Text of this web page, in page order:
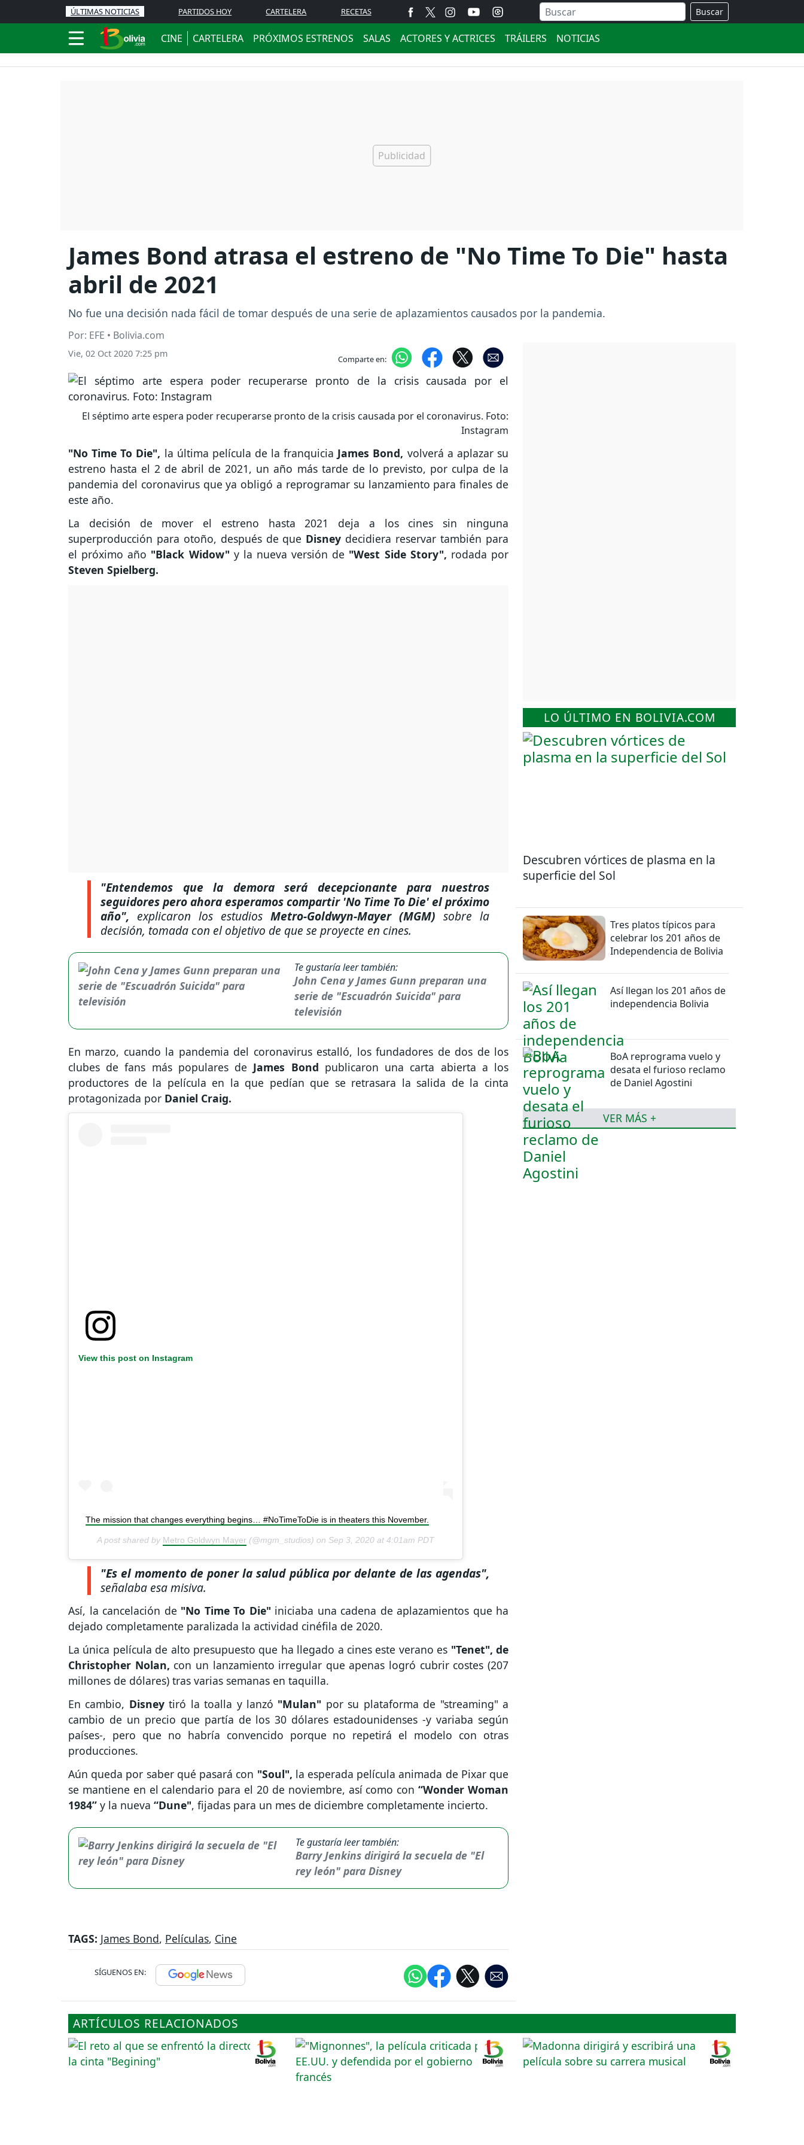
ÚLTIMAS NOTICIAS PARTIDOS HOY CARTELERA RECETAS Buscar
CINE CARTELERA PRÓXIMOS ESTRENOS SALAS ACTORES Y ACTRICES TRÁILERS NOTICIAS
James Bond atrasa el estreno de "No Time To Die" hasta
abril de 2021
No fue una decisión nada fácil de tomar después de una serie de aplazamientos causados por la pandemia.
Por: EFE • Bolivia.com
Vie, 02 Oct 2020 7:25 pm Comparte en:
El séptimo arte espera poder recuperarse pronto de la crisis causada por el coronavirus. Foto:
Instagram
"No Time To Die", la última película de la franquicia James Bond, volverá a aplazar su
estreno hasta el 2 de abril de 2021, un año más tarde de lo previsto, por culpa de la
pandemia del coronavirus que ya obligó a reprogramar su lanzamiento para finales de
este año.
La decisión de mover el estreno hasta 2021 deja a los cines sin ninguna
superproducción para otoño, después de que Disney decidiera reservar también para
el próximo año "Black Widow" y la nueva versión de "West Side Story", rodada por
Steven Spielberg.
"Entendemos que la demora será decepcionante para nuestros
seguidores pero ahora esperamos compartir 'No Time To Die' el próximo
año", explicaron los estudios Metro-Goldwyn-Mayer (MGM) sobre la
decisión, tomada con el objetivo de que se proyecte en cines.
Te gustaría leer también:
John Cena y James Gunn preparan una
serie de "Escuadrón Suicida" para
televisión
En marzo, cuando la pandemia del coronavirus estalló, los fundadores de dos de los
clubes de fans más populares de James Bond publicaron una carta abierta a los
productores de la película en la que pedían que se retrasara la salida de la cinta
protagonizada por Daniel Craig.
View this post on Instagram
The mission that changes everything begins… #NoTimeToDie is in theaters this November.
A post shared by Metro Goldwyn Mayer (@mgm_studios) on Sep 3, 2020 at 4:01am PDT
"Es el momento de poner la salud pública por delante de las agendas",
señalaba esa misiva.
Así, la cancelación de "No Time To Die"iniciaba una cadena de aplazamientos que ha
dejado completamente paralizada la actividad cinéfila de 2020.
La única película de alto presupuesto que ha llegado a cines este verano es "Tenet", de
Christopher Nolan, con un lanzamiento irregular que apenas logró cubrir costes (207
millones de dólares) tras varias semanas en taquilla.
En cambio, Disneytiró la toalla y lanzó "Mulan" por su plataforma de "streaming" a
cambio de un precio que partía de los 30 dólares estadounidenses -y variaba según
países-, pero que no habría convencido porque no repetirá el modelo con otras
producciones.
Aún queda por saber qué pasará con "Soul", la esperada película animada de Pixar que
se mantiene en el calendario para el 20 de noviembre, así como con“Wonder Woman
1984” y la nueva “Dune", fijadas para un mes de diciembre completamente incierto.
Te gustaría leer también:
Barry Jenkins dirigirá la secuela de "El
rey león" para Disney
TAGS: James Bond, Películas, Cine
SÍGUENOS EN:
LO ÚLTIMO EN BOLIVIA.COM
Descubren vórtices de plasma en la
superficie del Sol
Tres platos típicos para
celebrar los 201 años de
Independencia de Bolivia
Así llegan los 201 años de
independencia Bolivia
BoA reprograma vuelo y
desata el furioso reclamo
de Daniel Agostini
VER MÁS +
ARTÍCULOS RELACIONADOS